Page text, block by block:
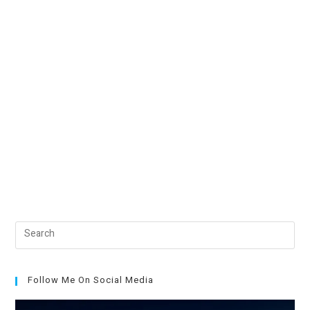
the
Follow Me On Social Media